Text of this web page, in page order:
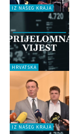
IZ NAŠEG KRAJA
HRVATSKA
IZ NAŠEG KRAJA